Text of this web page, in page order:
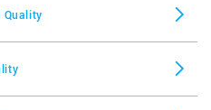
Quality